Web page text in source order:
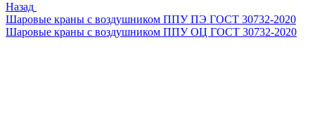
Назад
Шаровые краны с воздушником ППУ ПЭ ГОСТ 30732-2020
Шаровые краны с воздушником ППУ ОЦ ГОСТ 30732-2020